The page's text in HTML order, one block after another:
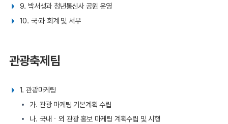
9. 박서생과 청년통신사 공원 운영
10. 국·과 회계 및 서무
관광축제팀
1. 관광마케팅
가. 관광 마케팅 기본계획 수립
나. 국내ㆍ외 관광 홍보 마케팅 계획수립 및 시행